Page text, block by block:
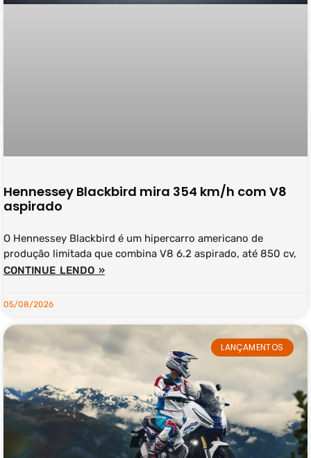
Hennessey Blackbird mira 354 km/h com V8
aspirado
O Hennessey Blackbird é um hipercarro americano de
produção limitada que combina V8 6.2 aspirado, até 850 cv,
CONTINUE LENDO »
05/08/2026
LANÇAMENTOS